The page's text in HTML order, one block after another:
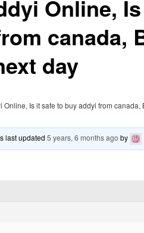
Online,
canada,
day
Online, Is it safe to buy addyi from canada,
last updated5 years, 6 months ago by